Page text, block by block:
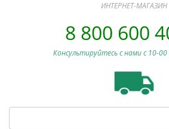
ИНТЕРНЕТ-МАГАЗИН
8 800 600
Консультируйтесь с нами c 10-